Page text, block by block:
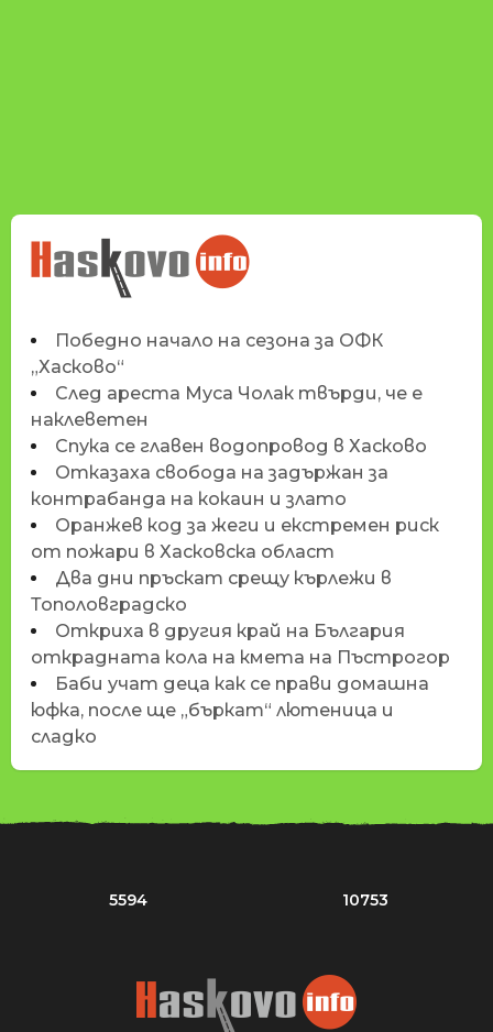
НОВИНИТЕ НА
HASKOVO.INFO
Победно начало на сезона за ОФК
„Хасково“
След ареста Муса Чолак твърди, че е
наклеветен
Спука се главен водопровод в Хасково
Отказаха свобода на задържан за
контрабанда на кокаин и злато
Оранжев код за жеги и екстремен риск
от пожари в Хасковска област
Два дни пръскат срещу кърлежи в
Тополовградско
Откриха в другия край на България
открадната кола на кмета на Пъстрогор
Баби учат деца как се прави домашна
юфка, после ще „бъркат“ лютеница и
сладко
5594 10753